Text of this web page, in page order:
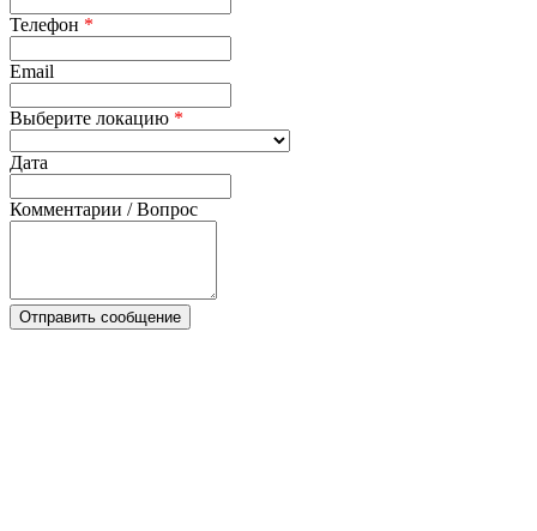
Телефон *
Email
Выберите локацию *
Дата
Комментарии / Вопрос